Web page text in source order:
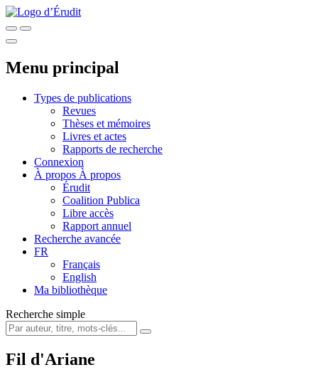
Menu principal
Types de publications
Revues
Thèses et mémoires
Livres et actes
Rapports de recherche
Connexion
À propos À propos
Érudit
Coalition Publica
Libre accès
Rapport annuel
Recherche avancée
FR
Français
English
Ma bibliothèque
Recherche simple
Fil d'Ariane